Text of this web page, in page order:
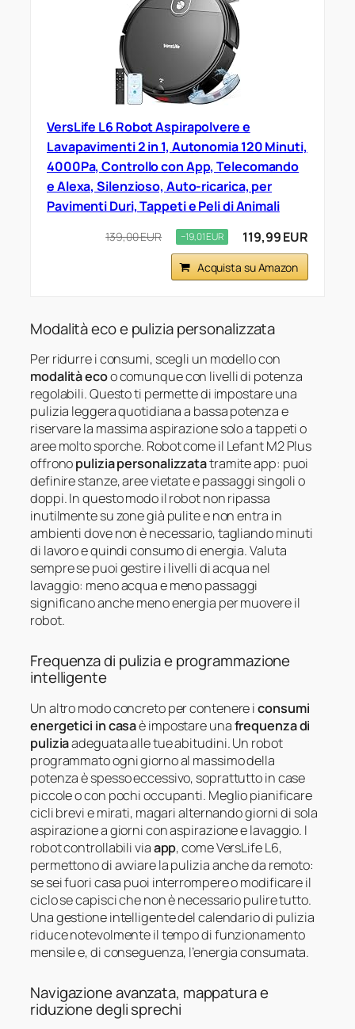
VersLife L6 Robot Aspirapolvere e
Lavapavimenti 2 in 1, Autonomia 120 Minuti,
4000Pa, Controllo con App, Telecomando
e Alexa, Silenzioso, Auto-ricarica, per
Pavimenti Duri, Tappeti e Peli di Animali
139,00 EUR −19,01 EUR 119,99 EUR
Acquista su Amazon
Modalità eco e pulizia personalizzata
Per ridurre i consumi, scegli un modello con
modalità ecoo comunque con livelli di potenza
regolabili. Questo ti permette di impostare una
pulizia leggera quotidiana a bassa potenza e
riservare la massima aspirazione solo a tappeti o
aree molto sporche. Robot come il Lefant M2 Plus
offronopulizia personalizzatatramite app: puoi
definire stanze, aree vietate e passaggi singoli o
doppi. In questo modo il robot non ripassa
inutilmente su zone già pulite e non entra in
ambienti dove non è necessario, tagliando minuti
di lavoro e quindi consumo di energia. Valuta
sempre se puoi gestire i livelli di acqua nel
lavaggio: meno acqua e meno passaggi
significano anche meno energia per muovere il
robot.
Frequenza di pulizia e programmazione
intelligente
Un altro modo concreto per contenere iconsumi
energetici in casaè impostare unafrequenza di
puliziaadeguata alle tue abitudini. Un robot
programmato ogni giorno al massimo della
potenza è spesso eccessivo, soprattutto in case
piccole o con pochi occupanti. Meglio pianificare
cicli brevi e mirati, magari alternando giorni di sola
aspirazione a giorni con aspirazione e lavaggio. I
robot controllabili viaapp, come VersLife L6,
permettono di avviare la pulizia anche da remoto:
se sei fuori casa puoi interrompere o modificare il
ciclo se capisci che non è necessario pulire tutto.
Una gestione intelligente del calendario di pulizia
riduce notevolmente il tempo di funzionamento
mensile e, di conseguenza, l’energia consumata.
Navigazione avanzata, mappatura e
riduzione degli sprechi